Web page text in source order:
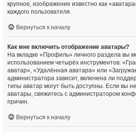
крупное, изображение известно как
каждого пользователя.
Вернуться к началу
Как мне включить отображение аватары?
На вкладке «Профиль» личного раздела вы
использованием четырёх инструментов:
аватар», «Удалённая аватара» или
администратора зависит, включена ли
типы аватар могут быть доступны. Если вы
аватары, свяжитесь с администратором
причин.
Вернуться к началу